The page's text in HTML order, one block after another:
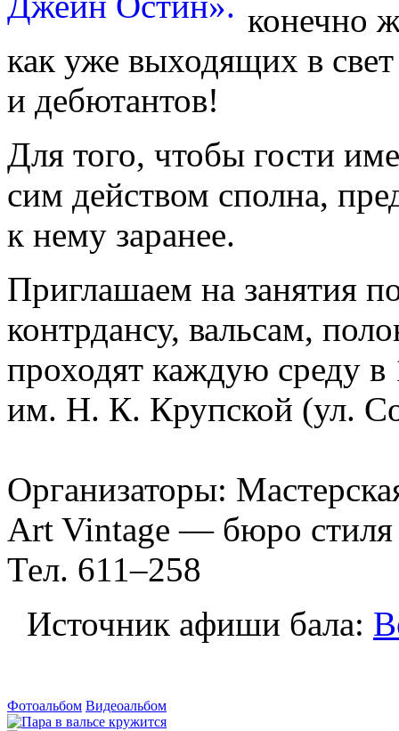
конечно
как уже выходящих в
и дебютантов!
Для того, чтобы гости
сим действом сполна,
к нему заранее.
Приглашаем на занятия
контрдансу, вальсам,
проходят каждую среду в
им. Н. К. Крупской (ул.
Организаторы:
Art Vintage — бюро стиля
Тел. 611–258
Источник афиши бала:
Фотоальбом Видеоальбом